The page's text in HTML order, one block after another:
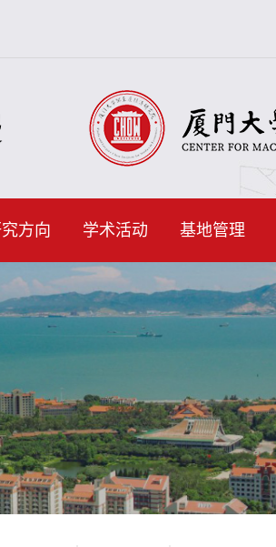
方向 学术活动 基地管理